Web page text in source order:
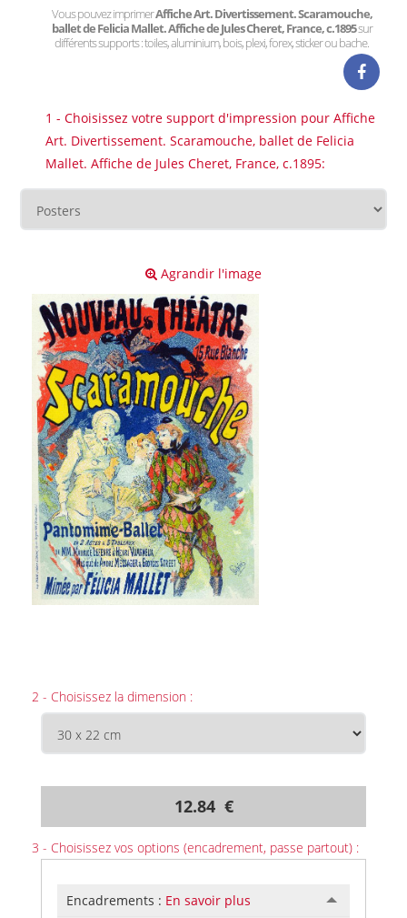
Vous pouvez imprimerAffiche Art. Divertissement. Scaramouche,
ballet de Felicia Mallet. Affiche de Jules Cheret, France, c.1895sur
différents supports : toiles, aluminium, bois, plexi, forex, sticker ou bache.
1 - Choisissez votre support d'impression pour Affiche
Art. Divertissement. Scaramouche, ballet de Felicia
Mallet. Affiche de Jules Cheret, France, c.1895:
Agrandir l'image
2 - Choisissez la dimension :
12.84 €
3 - Choisissez vos options (encadrement, passe partout) :
Encadrements : En savoir plus